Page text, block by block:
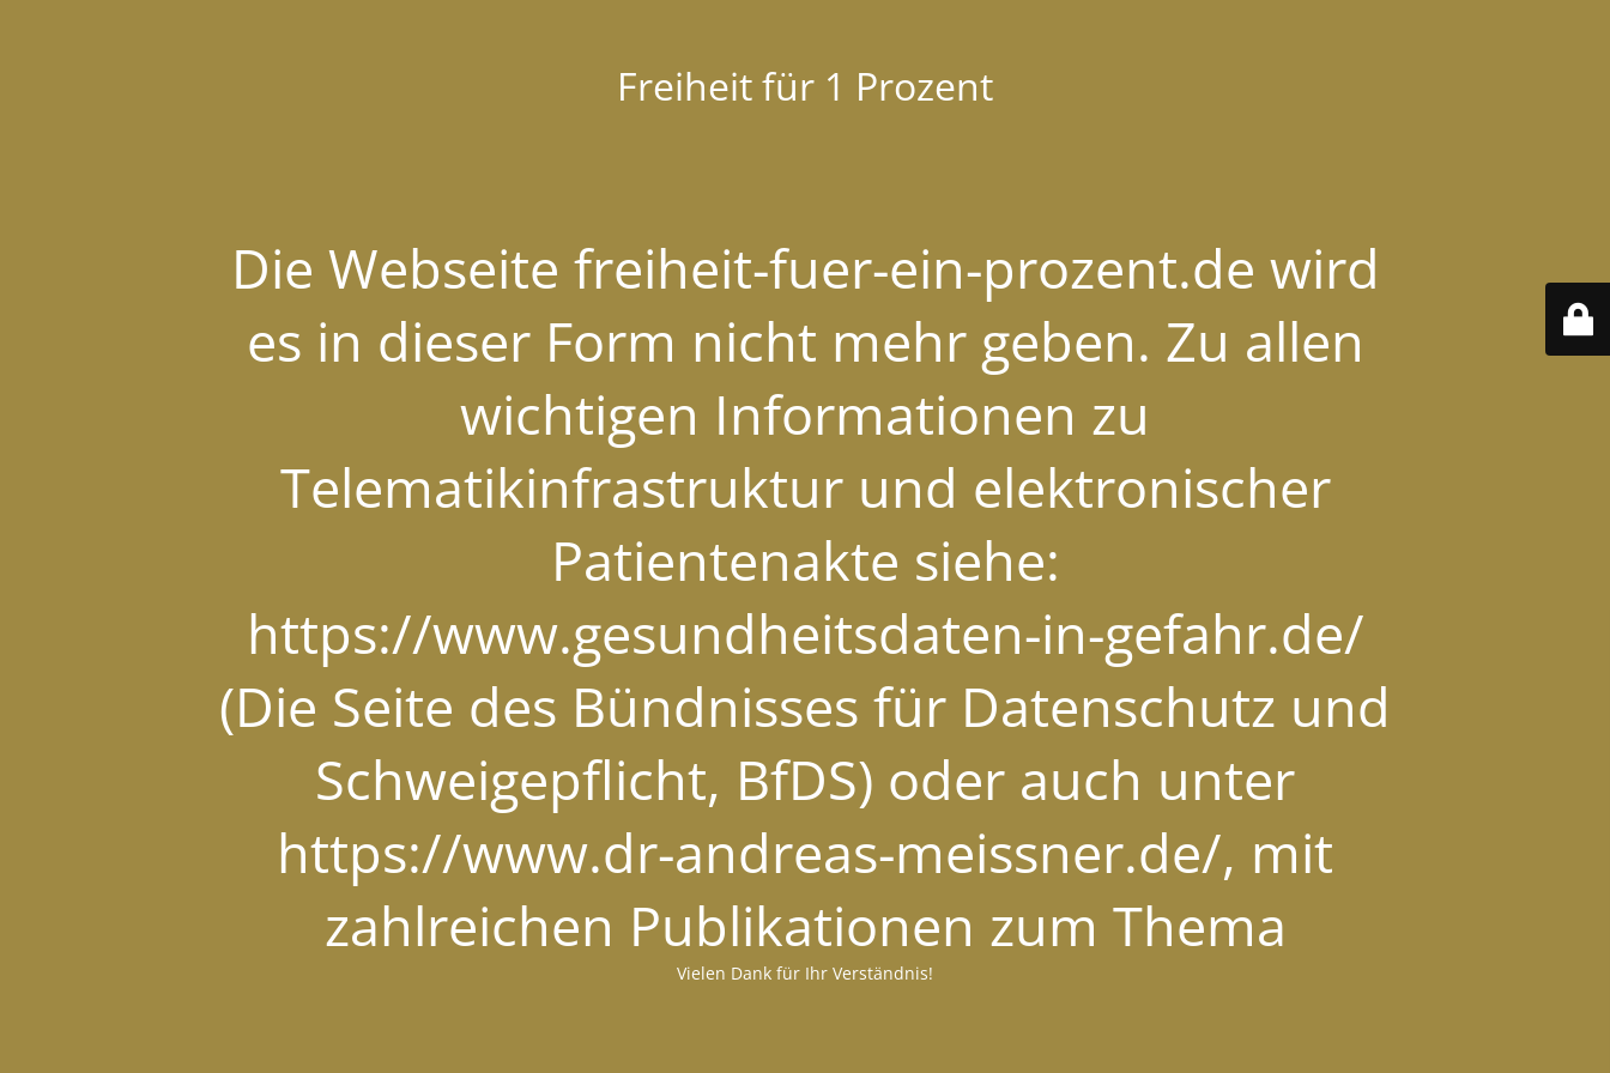
Freiheit für 1 Prozent
Die Webseite freiheit-fuer-ein-prozent.de wird
es in dieser Form nicht mehr geben. Zu allen
wichtigen Informationen zu
Telematikinfrastruktur und elektronischer
Patientenakte siehe:
https://www.gesundheitsdaten-in-gefahr.de/
(Die Seite des Bündnisses für Datenschutz und
Schweigepflicht, BfDS) oder auch unter
https://www.dr-andreas-meissner.de/, mit
zahlreichen Publikationen zum Thema
Vielen Dank für Ihr Verständnis!